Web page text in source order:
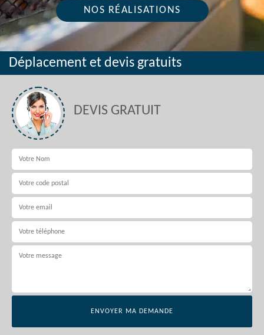
NOS RÉALISATIONS
Déplacement et devis gratuits
DEVIS GRATUIT